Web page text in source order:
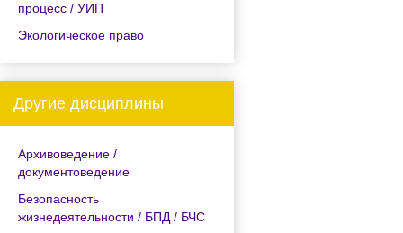
процесс / УИП
Экологическое право
Другие дисциплины
Архивоведение /
документоведение
Безопасность
жизнедеятельности / БПД / БЧС